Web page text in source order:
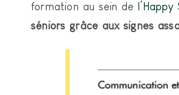
formation au sein de
séniors grâce aux signes